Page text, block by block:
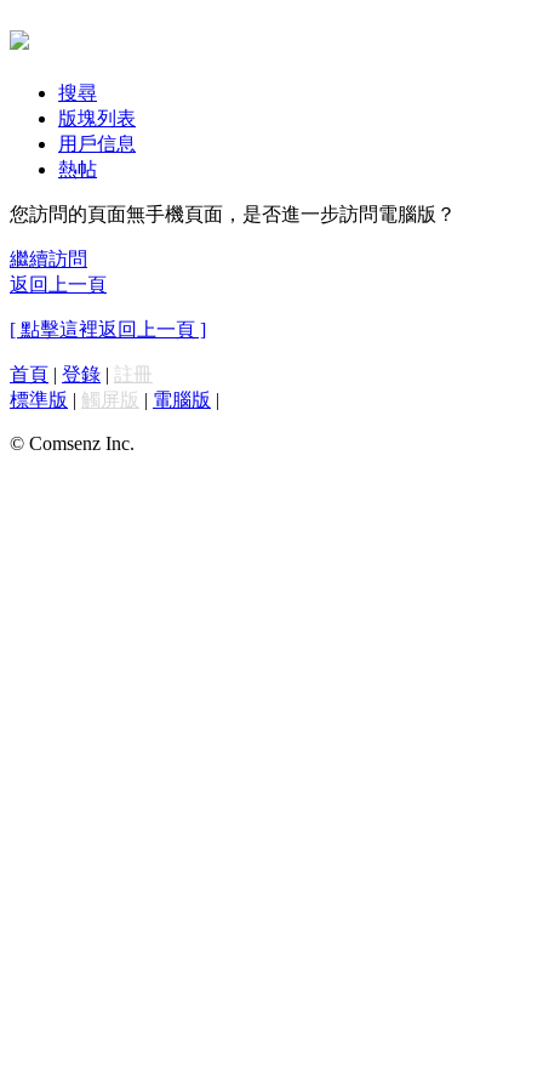
搜尋
版塊列表
用戶信息
熱帖
您訪問的頁面無手機頁面，是否進一步訪問電腦版？
繼續訪問
返回上一頁
[ 點擊這裡返回上一頁 ]
首頁 | 登錄 | 註冊
標準版 | 觸屏版 | 電腦版 |
© Comsenz Inc.